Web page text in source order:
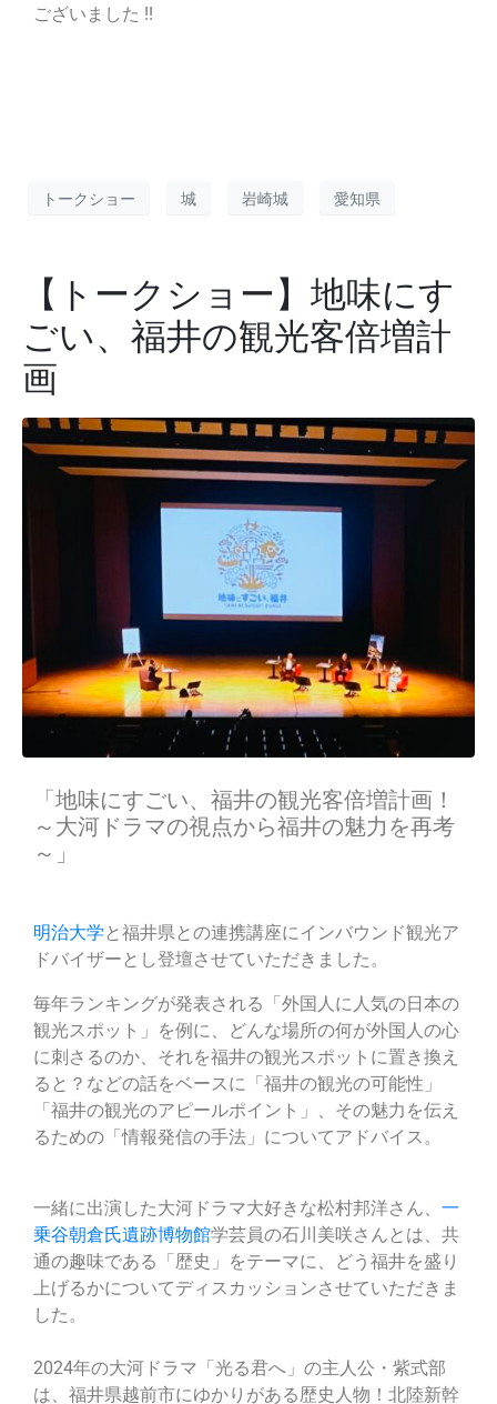
ございました !!
トークショー 城 岩崎城 愛知県
【トークショー】地味にす
ごい、福井の観光客倍増計
画
「地味にすごい、福井の観光客倍増計画！
～大河ドラマの視点から福井の魅力を再考
～」
明治大学 と福井県との連携講座にインバウンド観光ア
ドバイザーとし登壇させていただきました。
毎年ランキングが発表される「外国人に人気の日本の
観光スポット」を例に、どんな場所の何が外国人の心
に刺さるのか、それを福井の観光スポットに置き換え
ると？などの話をベースに「福井の観光の可能性」
「福井の観光のアピールポイント」、その魅力を伝え
るための「情報発信の手法」についてアドバイス。
一緒に出演した大河ドラマ大好きな松村邦洋さん、 一
乗谷朝倉氏遺跡博物館学芸員の石川美咲さんとは、共
通の趣味である「歴史」をテーマに、どう福井を盛り
上げるかについてディスカッションさせていただきま
した。
2024年の大河ドラマ「光る君へ」の主人公・紫式部
は、福井県越前市にゆかりがある歴史人物！北陸新幹